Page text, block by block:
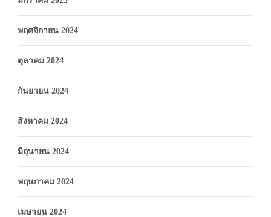
พฤศจิกายน 2024
ตุลาคม 2024
กันยายน 2024
สิงหาคม 2024
มิถุนายน 2024
พฤษภาคม 2024
เมษายน 2024